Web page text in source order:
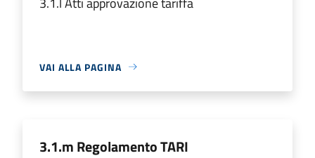
VAI ALLA PAGINA
3.1.m Regolamento TARI